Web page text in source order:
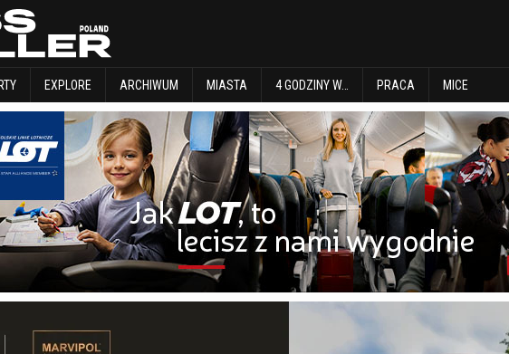
EXPLORE ARCHIWUM MIASTA 4 GODZINY W… PRACA MICE